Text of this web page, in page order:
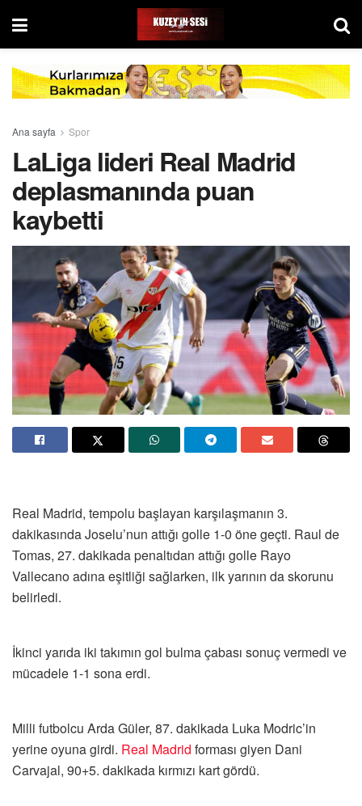
Ana sayfa Spor
LaLiga lideri Real Madrid
deplasmanında puan
kaybetti
Real Madrid, tempolu başlayan karşılaşmanın 3.
dakikasında Joselu’nun attığı golle 1-0 öne geçti. Raul de
Tomas, 27. dakikada penaltıdan attığı golle Rayo
Vallecano adına eşitliği sağlarken, ilk yarının da skorunu
belirledi.
İkinci yarıda iki takımın gol bulma çabası sonuç vermedi ve
mücadele 1-1 sona erdi.
Milli futbolcu Arda Güler, 87. dakikada Luka Modric’in
yerine oyuna girdi. Real Madrid forması giyen Dani
Carvajal, 90+5. dakikada kırmızı kart gördü.